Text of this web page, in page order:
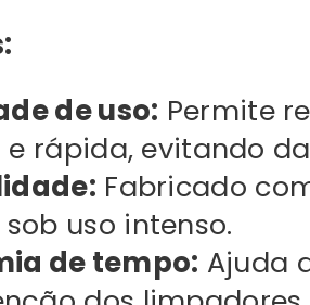
de uso: Permite
e rápida, evitando
Fabricado
uso intenso.
de tempo: Ajuda